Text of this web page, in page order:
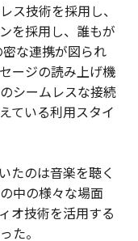
ス技術を採用し、
を採用し、誰もが
な連携が図られ
ージの読み上げ機
シームレスな接続
ている利用スタイ
たのは音楽を聴く
中の様々な場面
オ技術を活用する
た。